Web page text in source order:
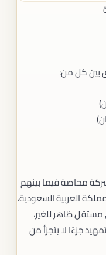
بين كل من:
محاصة فيما بينهم
العربية السعودية،
ظاهر للغير،
جزءًا لا يتجزأ من